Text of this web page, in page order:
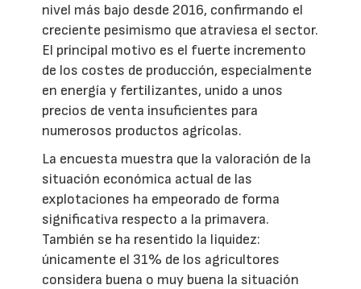
nivel más bajo desde 2016, confirmando el
creciente pesimismo que atraviesa el sector.
El principal motivo es el fuerte incremento
de los costes de producción, especialmente
en energía y fertilizantes, unido a unos
precios de venta insuficientes para
numerosos productos agrícolas.
La encuesta muestra que la valoración de la
situación económica actual de las
explotaciones ha empeorado de forma
significativa respecto a la primavera.
También se ha resentido la liquidez:
únicamente el 31% de los agricultores
considera buena o muy buena la situación